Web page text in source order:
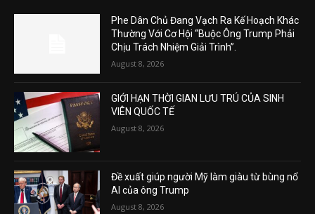
Phe Dân Chủ Đang Vạch Ra Kế Hoạch Khác
Thường Với Cơ Hội “Buộc Ông Trump Phải
Chịu Trách Nhiệm Giải Trình”.
August 8, 2026
GIỚI HẠN THỜI GIAN LƯU TRÚ CỦA SINH
VIÊN QUỐC TẾ
August 8, 2026
Đề xuất giúp người Mỹ làm giàu từ bùng nổ
AI của ông Trump
August 8, 2026